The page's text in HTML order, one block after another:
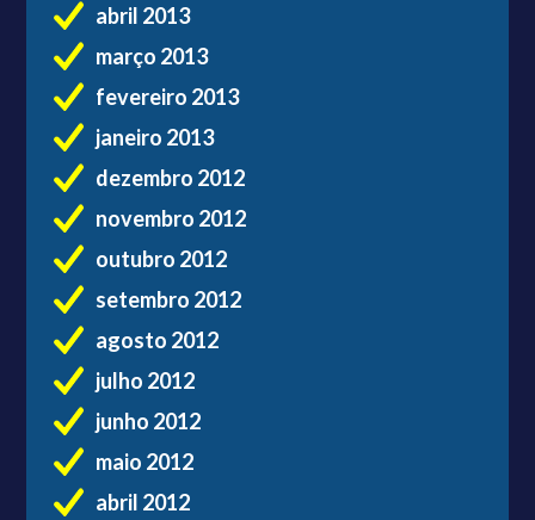
abril 2013
março 2013
fevereiro 2013
janeiro 2013
dezembro 2012
novembro 2012
outubro 2012
setembro 2012
agosto 2012
julho 2012
junho 2012
maio 2012
abril 2012